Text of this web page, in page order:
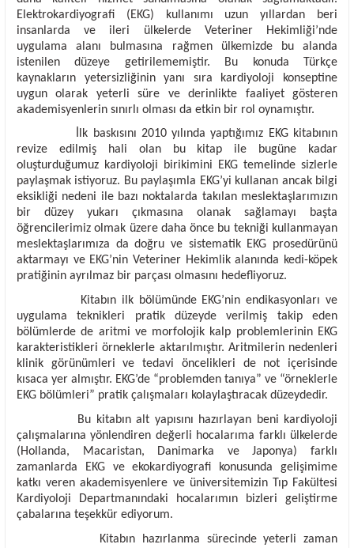
Elektrokardiyografi (EKG) kullanımı uzun yıllardan beri
insanlarda ve ileri ülkelerde Veteriner Hekimliği’nde
uygulama alanı bulmasına rağmen ülkemizde bu alanda
istenilen düzeye getirilememiştir. Bu konuda Türkçe
kaynakların yetersizliğinin yanı sıra kardiyoloji konseptine
uygun olarak yeterli süre ve derinlikte faaliyet gösteren
akademisyenlerin sınırlı olması da etkin bir rol oynamıştır.
İlk baskısını 2010 yılında yaptığımız EKG kitabının
revize edilmiş hali olan bu kitap ile bugüne kadar
oluşturduğumuz kardiyoloji birikimini EKG temelinde sizlerle
paylaşmak istiyoruz. Bu paylaşımla EKG’yi kullanan ancak bilgi
eksikliği nedeni ile bazı noktalarda takılan meslektaşlarımızın
bir düzey yukarı çıkmasına olanak sağlamayı başta
öğrencilerimiz olmak üzere daha önce bu tekniği kullanmayan
meslektaşlarımıza da doğru ve sistematik EKG prosedürünü
aktarmayı ve EKG’nin Veteriner Hekimlik alanında kedi-köpek
pratiğinin ayrılmaz bir parçası olmasını hedefliyoruz.
Kitabın ilk bölümünde EKG’nin endikasyonları ve
uygulama teknikleri pratik düzeyde verilmiş takip eden
bölümlerde de aritmi ve morfolojik kalp problemlerinin EKG
karakteristikleri örneklerle aktarılmıştır. Aritmilerin nedenleri
klinik görünümleri ve tedavi öncelikleri de not içerisinde
kısaca yer almıştır. EKG’de “problemden tanıya” ve “örneklerle
EKG bölümleri” pratik çalışmaları kolaylaştıracak düzeydedir.
Bu kitabın alt yapısını hazırlayan beni kardiyoloji
çalışmalarına yönlendiren değerli hocalarıma farklı ülkelerde
(Hollanda, Macaristan, Danimarka ve Japonya) farklı
zamanlarda EKG ve ekokardiyografi konusunda gelişimime
katkı veren akademisyenlere ve üniversitemizin Tıp Fakültesi
Kardiyoloji Departmanındaki hocalarımın bizleri geliştirme
çabalarına teşekkür ediyorum.
Kitabın hazırlanma sürecinde yeterli zaman